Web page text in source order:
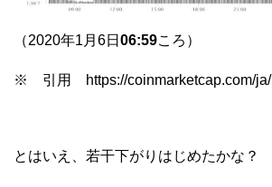
（2020年1月6日 06:59ころ）
※ 引用 https://coinmarketcap.com/ja/
とはいえ、若干下がりはじめたかな？